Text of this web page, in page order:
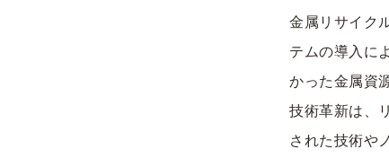
金属リサイク
テムの導入に
かった金属資
技術革新は、
された技術や